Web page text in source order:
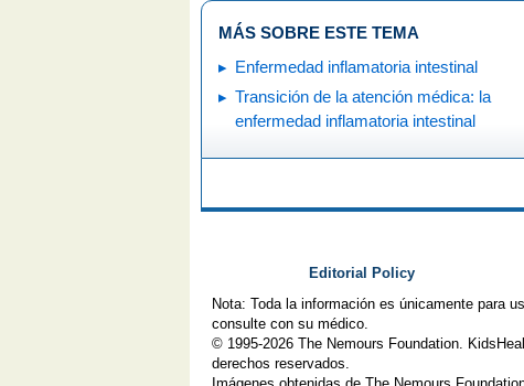
MÁS SOBRE ESTE TEMA
Enfermedad inflamatoria intestinal
Transición de la atención médica: la
enfermedad inflamatoria intestinal
Editorial Policy
Nota: Toda la información es únicamente para
consulte con su médico.
© 1995-2026 The Nemours Foundation.
derechos reservados.